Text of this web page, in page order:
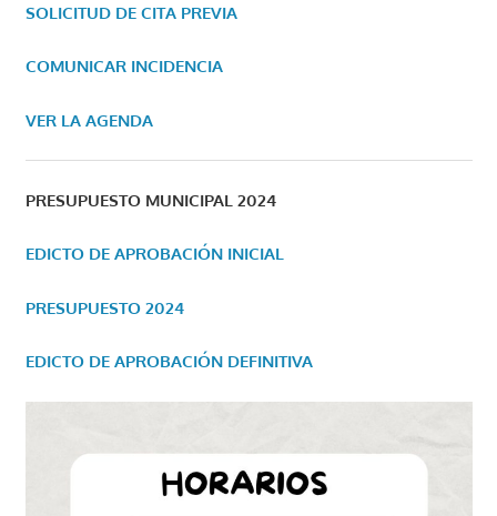
SOLICITUD DE CITA PREVIA
COMUNICAR INCIDENCIA
VER LA AGENDA
PRESUPUESTO MUNICIPAL 2024
EDICTO DE APROBACIÓN INICIAL
PRESUPUESTO 2024
EDICTO DE APROBACIÓN DEFINITIVA